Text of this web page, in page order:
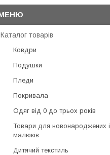
Каталог товарів
Ковдри
Подушки
Пледи
Покривала
Одяг від 0 до трьох років
Товари для новонароджених і
малюків
Дитячий текстиль